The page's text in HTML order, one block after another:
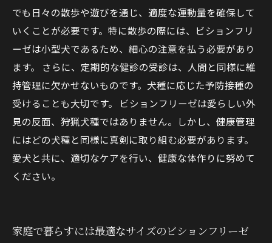
でも日々の散歩や遊びを通じ、適度な運動量を確保して
いくことが必要です。特に散歩の際には、ビションフリ
ーゼは小型犬であるため、細心の注意を払う必要があり
ます。 さらに、定期的な健診の受診は、人間と同様に維
持管理に欠かせないものです。犬種に応じた予防接種の
受けることも大切です。 ビションフリーゼは愛らしい外
見の反面、狩猟犬種ではありません。しかし、健康管理
にはどの犬種と同様に真剣に取り組む必要があります。
愛犬と共に、適切なケアを行い、健康な体作りに努めて
ください。
家庭で暮らすには最適なサイズのビションフリーゼ